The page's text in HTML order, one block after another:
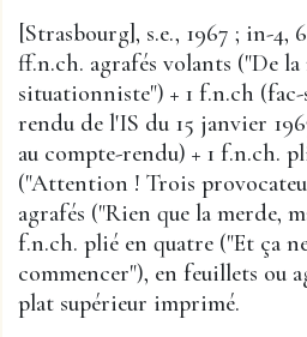
[Strasbourg], s.e., 1967 ; in-4,
ff.n.ch. agrafés volants ("De
situationniste") + 1 f.n.ch
rendu de l'IS du 15 janvier
au compte-rendu) + 1 f.n.ch.
("Attention ! Trois
agrafés ("Rien que la merde,
f.n.ch. plié en quatre ("Et ça
commencer"), en feuillets ou
plat supérieur imprimé.